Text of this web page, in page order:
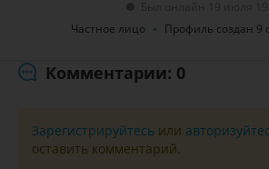
Частное лицо
Профиль создан 9
Комментарии: 0
Зарегистрируйтесь или
оставить комментарий.